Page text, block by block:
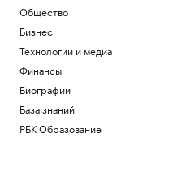
Общество
Бизнес
Технологии и медиа
Финансы
Биографии
База знаний
РБК Образование